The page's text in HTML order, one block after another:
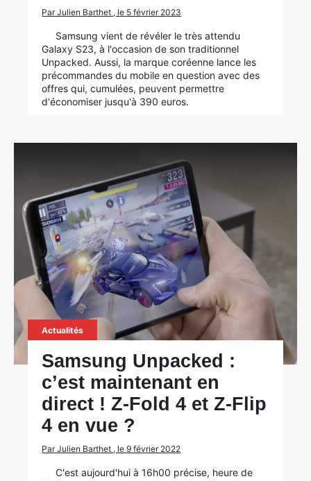
Par Julien Barthet , le 5 février 2023
Samsung vient de révéler le très attendu
Galaxy S23, à l'occasion de son traditionnel
Unpacked. Aussi, la marque coréenne lance les
précommandes du mobile en question avec des
offres qui, cumulées, peuvent permettre
d'économiser jusqu'à 390 euros.
Actualités
Samsung Unpacked :
c’est maintenant en
direct ! Z-Fold 4 et Z-Flip
4 en vue ?
Par Julien Barthet , le 9 février 2022
C'est aujourd'hui à 16h00 précise, heure de